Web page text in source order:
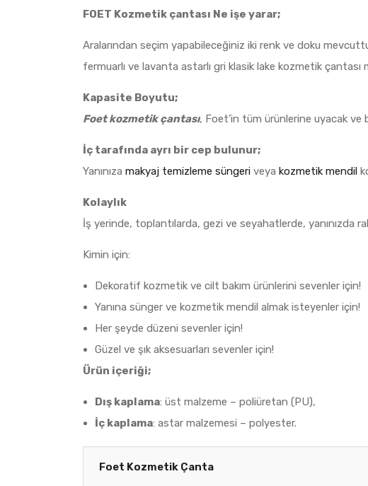
FOET Kozmetik çantası Ne işe yarar;
Aralarından seçim yapabileceğiniz iki renk ve doku
fermuarlı ve lavanta astarlı gri klasik lake kozmetik çantası
Kapasite Boyutu;
Foet kozmetik çantası, Foet’in tüm ürünlerine uyacak ve
İç tarafında ayrı bir cep bulunur;
Yanınıza makyaj temizleme süngeri veya kozmetik mendil
Kolaylık
İş yerinde, toplantılarda, gezi ve seyahatlerde, yanınızda
Kimin için:
Dekoratif kozmetik ve cilt bakım ürünlerini sevenler için!
Yanına sünger ve kozmetik mendil almak isteyenler için!
Her şeyde düzeni sevenler için!
Güzel ve şık aksesuarları sevenler için!
Ürün içeriği;
Dış kaplama: üst malzeme – poliüretan (PU),
İç kaplama: astar malzemesi – polyester.
Foet Kozmetik Çanta